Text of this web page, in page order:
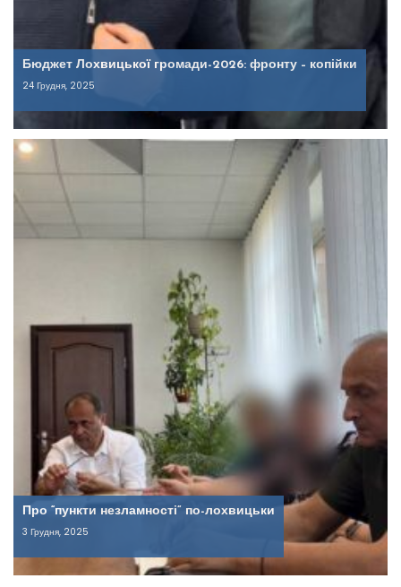
Бюджет Лохвицької громади-2026: фронту – копійки
24 Грудня, 2025
Про “пункти незламності” по-лохвицьки
3 Грудня, 2025